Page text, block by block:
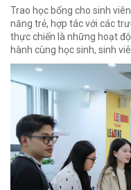
Trao học bổng cho sinh
năng trẻ, hợp tác với các
thực chiến là những hoạt
hành cùng học sinh, sinh